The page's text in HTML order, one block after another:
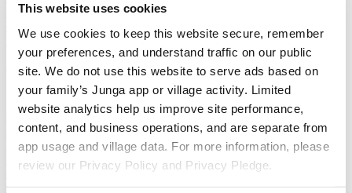
This website uses cookies
We use cookies to keep this website secure, remember
your preferences, and understand traffic on our public
site. We do not use this website to serve ads based on
your family’s Junga app or village activity. Limited
website analytics help us improve site performance,
content, and business operations, and are separate from
app usage and village data. For more information, please
review our Privacy Policy and Privacy Pledge.
cómo Junga ayuda a los terapeutas a fomentar entornos positivos en
el hogar.
Para Grupos Sociales
Descubre cómo los grupos sociales
fomentan la participación comunitaria con Junga.
Comparar
Junga contra Greenlight
Greenlight combina una tarjeta de débito
supervisada con herramientas educativas para enseñar a los niños a
administrar su presupuesto, ahorrar e invertir.
Junga contra Acorns
EarlyAcorns Early ayuda a los padres a enseñar a sus hijos sobre
educación financiera mediante una tarjeta de débito segura, tareas
domésticas y carteras de inversión.
Junga contra
ClassDojoClassDojo ayuda a los maestros, los estudiantes y las